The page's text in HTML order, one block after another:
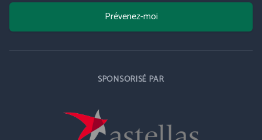
Prévenez-moi
SPONSORISÉ PAR
Ouvre dans un nouvel onglet